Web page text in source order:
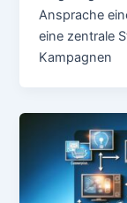
Ansprache
eine zentrale
Kampagnen